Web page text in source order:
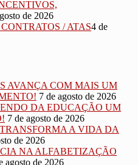
de 2026
/ ATAS4 de
AVANÇA COM MAIS UM
7 de agosto de 2026
DA EDUCAÇÃO UM
7 de agosto de 2026
A VIDA DA
de 2026
NA ALFABETIZAÇÃO
agosto de 2026